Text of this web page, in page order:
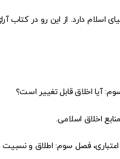
دارد. از این رو در کتاب
آیا اخلاق قابل تغییر است؟
اخلاق اسلامی.
فصل سوم: اطلاق و نسبیت